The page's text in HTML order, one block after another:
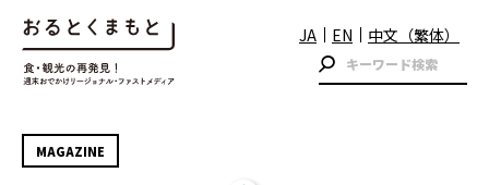
JA EN 中文（繁体）
MAGAZINE